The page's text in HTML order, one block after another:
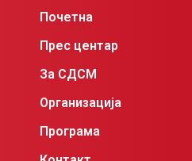
Почетна
Прес центар
За СДСМ
Организација
Програма